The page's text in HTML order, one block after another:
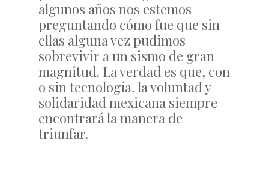
algunos años nos estemos
preguntando cómo fue que sin
ellas alguna vez pudimos
sobrevivir a un sismo de gran
magnitud. La verdad es que, con
o sin tecnología, la voluntad y
solidaridad mexicana siempre
encontrará la manera de
triunfar.